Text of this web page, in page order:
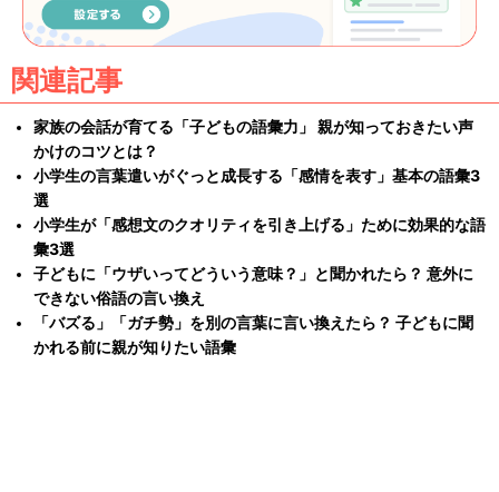
関連記事
家族の会話が育てる「子どもの語彙力」 親が知っておきたい声
かけのコツとは？
小学生の言葉遣いがぐっと成長する「感情を表す」基本の語彙3
選
小学生が「感想文のクオリティを引き上げる」ために効果的な語
彙3選
子どもに「ウザいってどういう意味？」と聞かれたら？ 意外に
できない俗語の言い換え
「バズる」「ガチ勢」を別の言葉に言い換えたら？ 子どもに聞
かれる前に親が知りたい語彙